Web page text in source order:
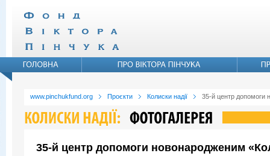
www.pinchukfund.org Проєкти Колиски надії 35-й центр допомоги
35-й центр допомоги новонародженим